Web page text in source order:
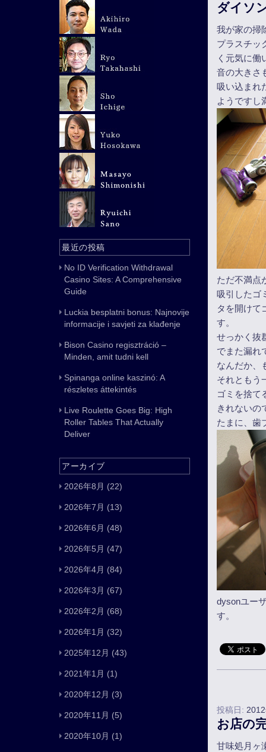
ダイソ
我が家の掃
プラスチッ
く元気に働
音の大きさ
吸い込まれ
ようですし
ただ不満点
吸引したゴ
タを開けて
す。
せっかく抜
でまた漏れ
なんだか、
それともう
ゴミを捨て
きれないの
たまに、歯
dysonユー
す。
投稿日:
お店の
甘味処月ヶ
最近の投稿
No ID Verification Withdrawal
Casino Sites: A Comprehensive
Guide
Luckia besplatni bonus: Najnovije
informacije i savjeti za klađenje
Bison Casino regisztráció –
Minden, amit tudni kell
Spinanga online kaszinó: A
részletes áttekintés
Live Roulette Goes Big: High
Roller Tables That Actually
Deliver
アーカイブ
2026年8月 (22)
2026年7月 (13)
2026年6月 (48)
2026年5月 (47)
2026年4月 (84)
2026年3月 (67)
2026年2月 (68)
2026年1月 (32)
2025年12月 (43)
2021年1月 (1)
2020年12月 (3)
2020年11月 (5)
2020年10月 (1)